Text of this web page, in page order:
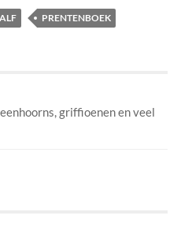
PRENTENBOEK
griffioenen en veel